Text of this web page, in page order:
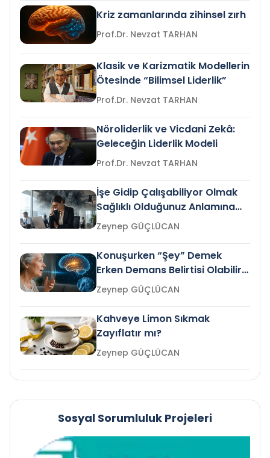
Kriz zamanlarında zihinsel zırh
Prof.Dr. Nevzat TARHAN
Klasik ve Karizmatik Modellerin
Ötesinde “Bilimsel Liderlik”
Prof.Dr. Nevzat TARHAN
Nöroliderlik ve Vicdani Zekâ:
Geleceğin Liderlik Modeli
Prof.Dr. Nevzat TARHAN
İşe Gidip Çalışabiliyor Olmak
Sağlıklı Olduğunuz Anlamına
Gelir mi?Zeynep GÜÇLÜCAN
Konuşurken “Şey” Demek
Erken Demans Belirtisi Olabilir
mi?
Zeynep GÜÇLÜCAN
Kahveye Limon Sıkmak
Zayıflatır mı?
Zeynep GÜÇLÜCAN
Sosyal Sorumluluk Projeleri